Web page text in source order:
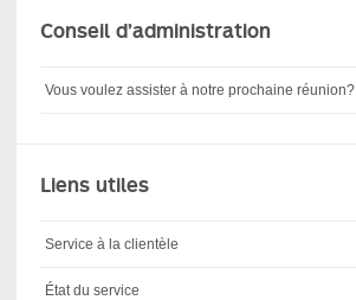
Conseil d’administration
Vous voulez assister à notre prochaine réunion?
Liens utiles
Service à la clientèle
État du service